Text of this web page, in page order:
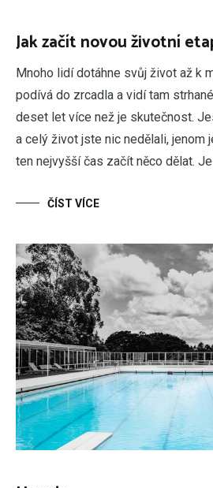
Jak začít novou životní
Mnoho lidí dotáhne svůj život až k
podívá do zrcadla a vidí tam
deset let více než je skutečnost.
a celý život jste nic nedělali, jenom
ten nejvyšší čas začít něco dělat. Je
ČÍST VÍCE